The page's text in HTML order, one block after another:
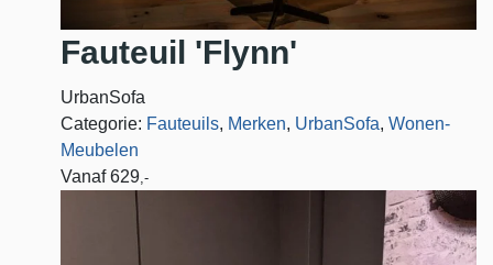
Fauteuil 'Flynn'
UrbanSofa
Categorie: Fauteuils, Merken, UrbanSofa, Wonen-
Meubelen
Vanaf 629 ,-